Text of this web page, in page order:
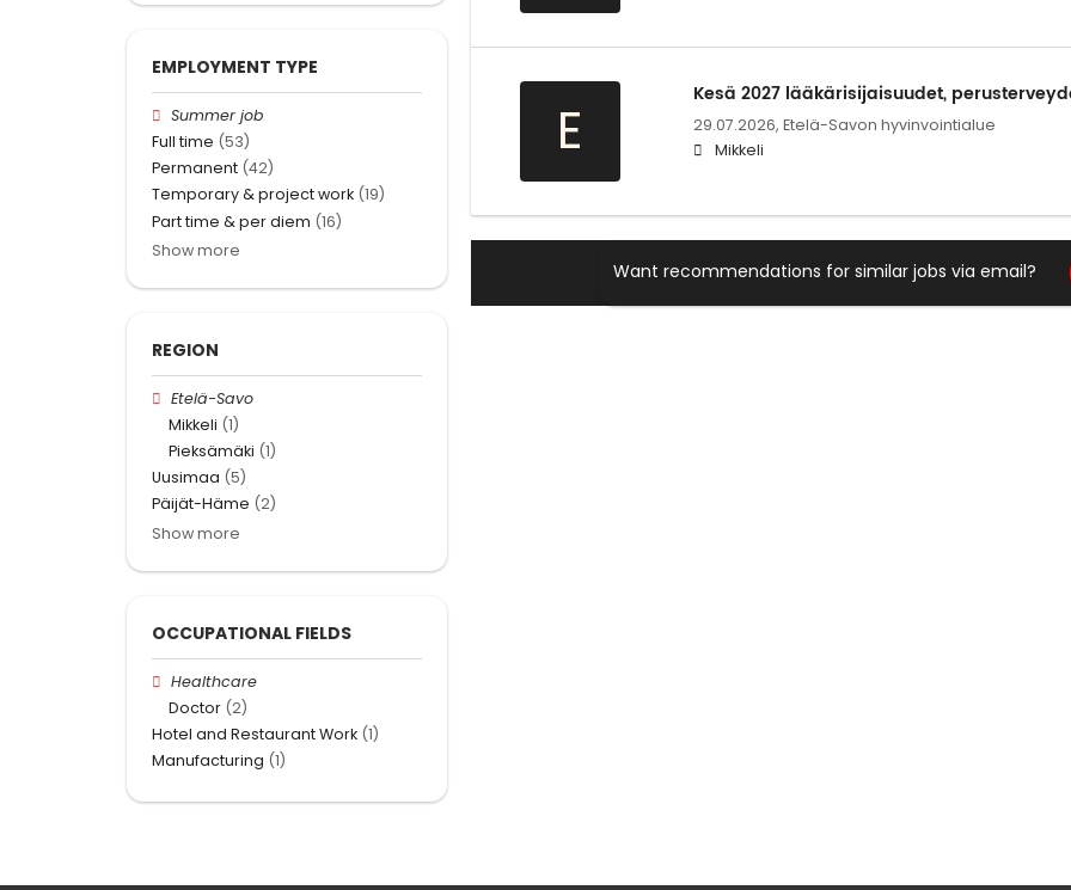
E
Kesä 2027 lääkärisijaisuudet,
29.07.2026, Etelä-Savon hyvinvointialue
Mikkeli
Want recommendations for similar jobs via email?
EMPLOYMENT TYPE
Summer job
Full time (53)
Permanent (42)
Temporary & project work (19)
Part time & per diem (16)
Show more
REGION
Etelä-Savo
Mikkeli (1)
Pieksämäki (1)
Uusimaa (5)
Päijät-Häme (2)
Show more
OCCUPATIONAL FIELDS
Healthcare
Doctor (2)
Hotel and Restaurant Work (1)
Manufacturing (1)